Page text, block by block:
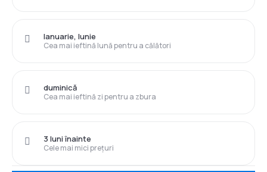
Cea mai ieftină lună pentru a călători
Ianuarie, Iunie
Cea mai ieftină zi pentru a zbura
duminică
Cele mai mici prețuri
3 luni înainte